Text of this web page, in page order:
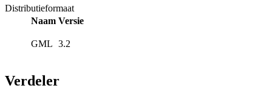
Distributieformaat
Naam Versie
GML 3.2
Verdeler